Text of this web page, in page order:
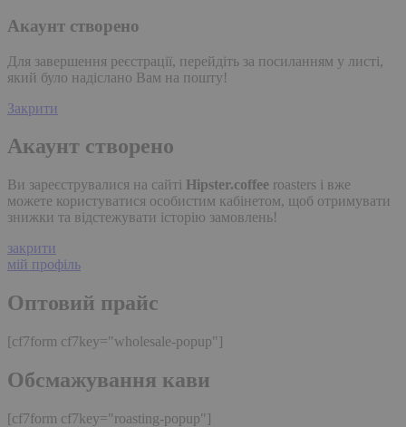
Акаунт створено
Для завершення реєстрації, перейдіть за посиланням у листі,
який було надіслано Вам на пошту!
Закрити
Акаунт створено
Ви зареєструвалися на сайті Hipster.coffee roasters і вже
можете користуватися особистим кабінетом, щоб отримувати
знижки та відстежувати історію замовлень!
закрити
мій профіль
Оптовий прайс
[cf7form cf7key="wholesale-popup"]
Обсмажування кави
[cf7form cf7key="roasting-popup"]